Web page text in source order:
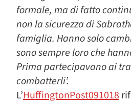
formale, ma di fatto
non la sicurezza di
famiglia. Hanno solo
sono sempre loro che
Prima partecipavano ai
combatterli’.
L’HuffingtonPost091018